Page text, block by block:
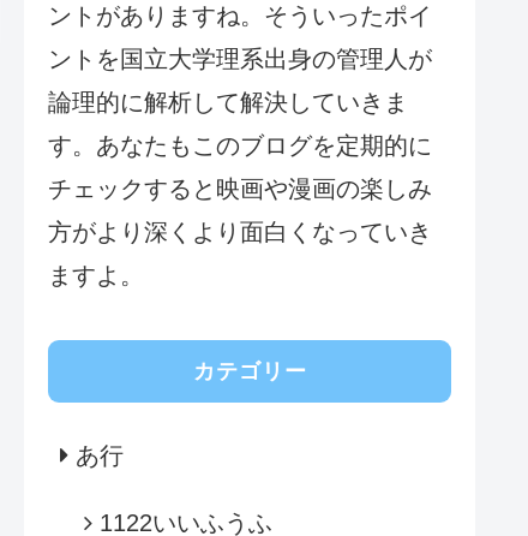
ントがありますね。そういったポイ
ントを国立大学理系出身の管理人が
論理的に解析して解決していきま
す。あなたもこのブログを定期的に
チェックすると映画や漫画の楽しみ
方がより深くより面白くなっていき
ますよ。
カテゴリー
あ行
1122いいふうふ